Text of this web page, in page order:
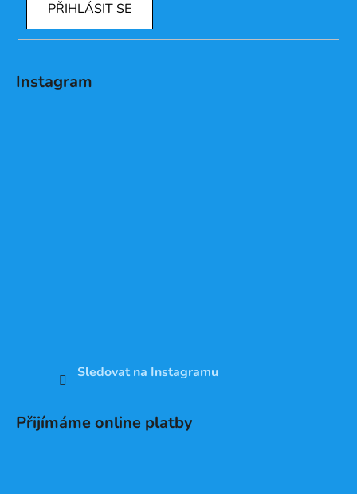
PŘIHLÁSIT SE
Instagram
Sledovat na Instagramu
Přijímáme online platby